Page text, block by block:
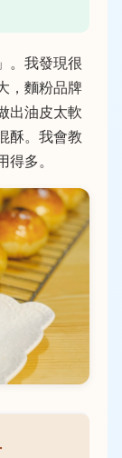
。我發現很
，麵粉品牌
出油皮太軟
酥。我會教
多。